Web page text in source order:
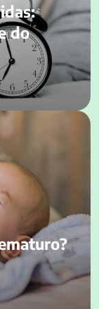
do
que fazer